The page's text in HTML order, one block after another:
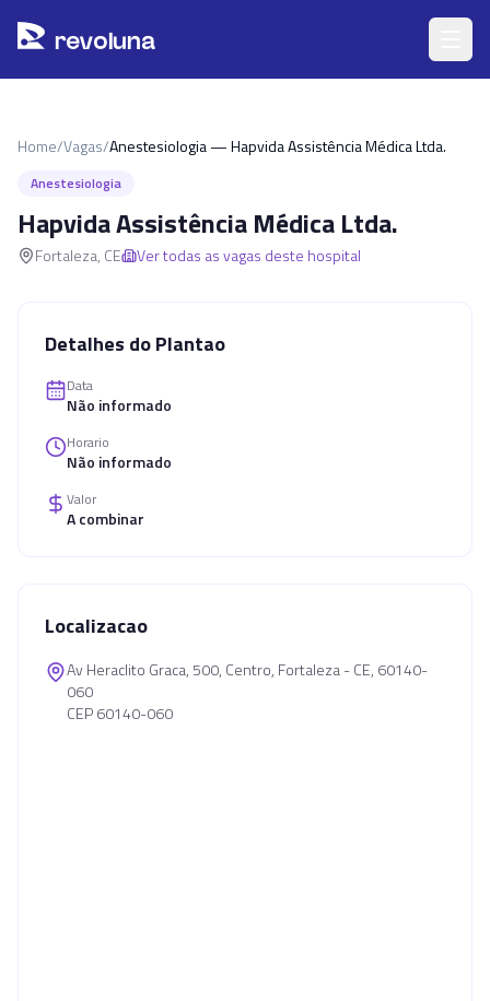
revoluna
Home/Vagas/Anestesiologia — Hapvida Assistência Médica Ltda.
Anestesiologia
Hapvida Assistência Médica Ltda.
Fortaleza, CE Ver todas as vagas deste hospital
Detalhes do Plantao
Data
Não informado
Horario
Não informado
Valor
A combinar
Localizacao
Av Heraclito Graca, 500, Centro, Fortaleza - CE, 60140-
060
CEP 60140-060